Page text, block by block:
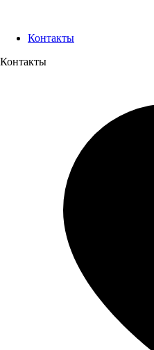
Контакты
Контакты